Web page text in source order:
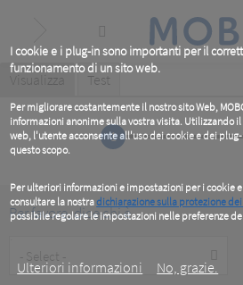
I cookie e i plug-in sono importanti per il
funzionamento di un sito web.
Per migliorare costantemente il nostro sito Web,
informazioni anonime sulla vostra visita. Utilizzando
web, l'utente acconsente all'uso dei cookie e dei
questo scopo.
Per ulteriori informazioni e impostazioni per i cookie
consultare la nostradichiarazione sulla protezione
possibile regolare le impostazioni nelle preferenze
Ulteriori informazioni
No, grazie.
content
Primary
tabs
Visualizza (active
Test
1
Per favore, dice chi è
Type